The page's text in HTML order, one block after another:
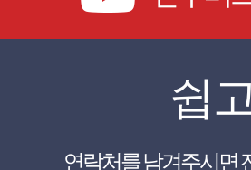
쉽